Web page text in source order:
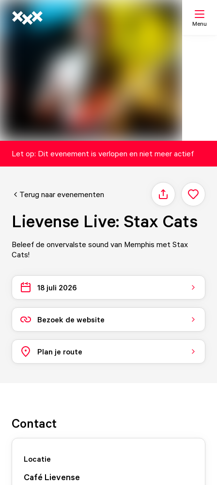
Menu
Let op: Dit evenement is verlopen en niet meer actief
Terug naar evenementen Delen
Lievense Live: Stax Cats
Beleef de onvervalste sound van Memphis met Stax
Cats!
18 juli 2026
Bezoek de website
Plan je route
Contact
Locatie
Café Lievense